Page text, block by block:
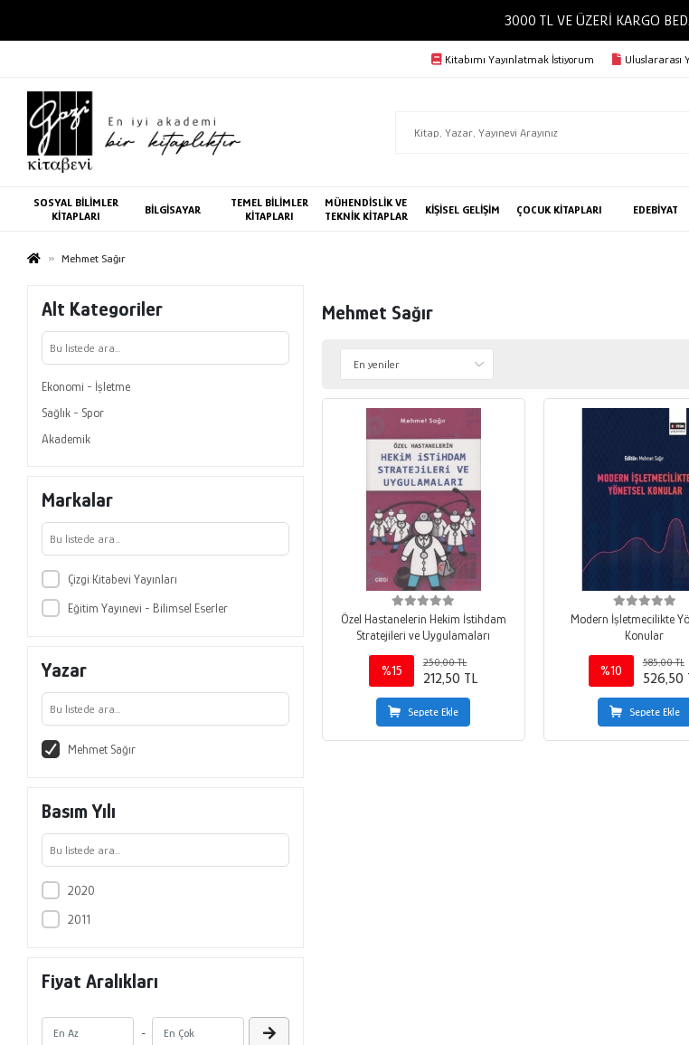
3000 TL VE ÜZERİ KARGO
Kitabımı Yayınlatmak İstiyorum Uluslararası
SOSYAL BİLİMLER
KİTAPLARI
BİLGİSAYAR
TEMEL BİLİMLER
KİTAPLARI
MÜHENDİSLİK VE
TEKNİK KİTAPLAR
KİŞİSEL GELİŞİM ÇOCUK KİTAPLARI EDEBİYAT
Mehmet Sağır
Alt Kategoriler
Ekonomi - İşletme
Sağlık - Spor
Akademik
Markalar
Çizgi Kitabevi Yayınları
Eğitim Yayınevi - Bilimsel Eserler
Yazar
Mehmet Sağır
Basım Yılı
2020
2011
Fiyat Aralıkları
-
Mehmet Sağır
Özel Hastanelerin Hekim İstihdam
Stratejileri ve Uygulamaları
%15
250,00 TL
212,50 TL
Sepete Ekle
Modern İşletmecilikte
Konular
%10
585,00 TL
526,50
Sepete Ekle